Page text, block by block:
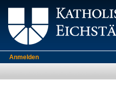
Anmelden